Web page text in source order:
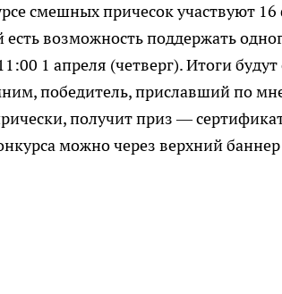
смешных причесок участвуют
есть возможность поддержать
1 апреля (четверг). Итоги
победитель, приславший по
получит приз —
можно через верхний